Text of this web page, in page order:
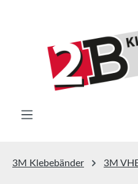
3M Klebebänder 3M